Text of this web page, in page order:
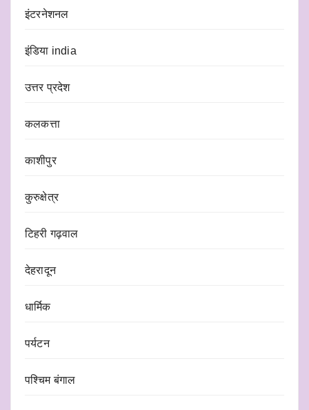
इंटरनेशनल
इंडिया india
उत्तर प्रदेश
कलकत्ता
काशीपुर
कुरुक्षेत्र
टिहरी गढ़वाल
देहरादून
धार्मिक
पर्यटन
पश्चिम बंगाल